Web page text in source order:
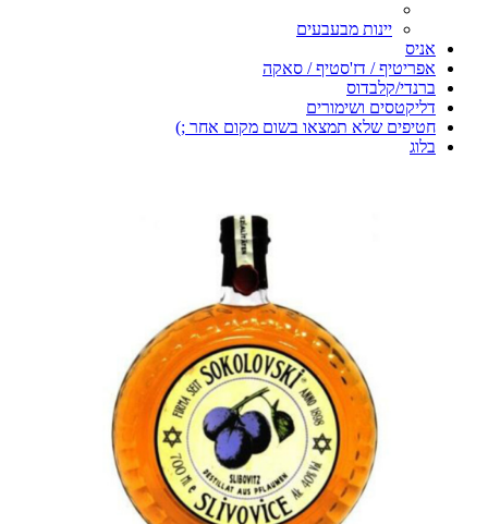
יינות מבעבעים
אניס
אפריטיף / דז'סטיף / סאקה
ברנדי/קלבדוס
דליקטסים ושימורים
חטיפים שלא תמצאו בשום מקום אחר ;)
בלוג